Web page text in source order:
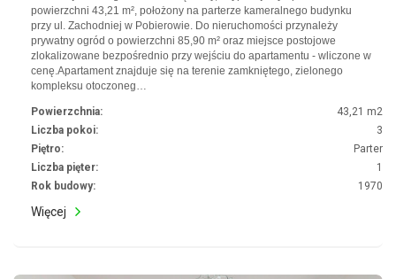
powierzchni 43,21 m², położony na parterze kameralnego budynku
przy ul. Zachodniej w Pobierowie. Do nieruchomości przynależy
prywatny ogród o powierzchni 85,90 m² oraz miejsce postojowe
zlokalizowane bezpośrednio przy wejściu do apartamentu - wliczone w
cenę.Apartament znajduje się na terenie zamkniętego, zielonego
kompleksu otoczoneg…
Powierzchnia:
43,21 m2
Liczba pokoi:
3
Piętro:
Parter
Liczba pięter:
1
Rok budowy:
1970
Więcej